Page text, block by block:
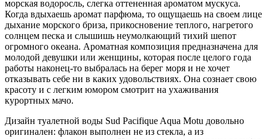
морская водоросль, слегка оттененная ароматом мускуса.
Когда вдыхаешь аромат парфюма, то ощущаешь на своем лице
дыхание морского бриза, прикосновение теплого, нагретого
солнцем песка и слышишь неумолкающий тихий шепот
огромного океана. Ароматная композиция предназначена для
молодой девушки или женщины, которая после целого года
работы наконец-то выбралась на берег моря и не хочет
отказывать себе ни в каких удовольствиях. Она сознает свою
красоту и с легким юмором смотрит на ухаживания
курортных мачо.
Дизайн туалетной воды Sud Pacifique Aqua Motu довольно
оригинален: флакон выполнен не из стекла, а из